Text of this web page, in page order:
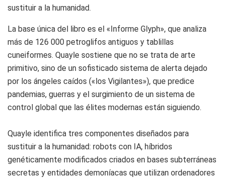
sustituir a la humanidad.
La base única del libro es el «Informe Glyph», que analiza
más de 126 000 petroglifos antiguos y tablillas
cuneiformes. Quayle sostiene que no se trata de arte
primitivo, sino de un sofisticado sistema de alerta dejado
por los ángeles caídos («los Vigilantes»), que predice
pandemias, guerras y el surgimiento de un sistema de
control global que las élites modernas están siguiendo.
Quayle identifica tres componentes diseñados para
sustituir a la humanidad: robots con IA, híbridos
genéticamente modificados criados en bases subterráneas
secretas y entidades demoníacas que utilizan ordenadores